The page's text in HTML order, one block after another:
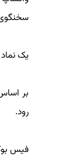
سخنگوی این
یک
بر
رود.
فیس بوک اوایل سال ۲۰۱۴